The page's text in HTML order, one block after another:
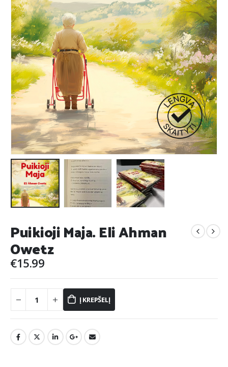
Puikioji Maja. Eli Ahman
Owetz
€15.99
Į KREPŠELĮ